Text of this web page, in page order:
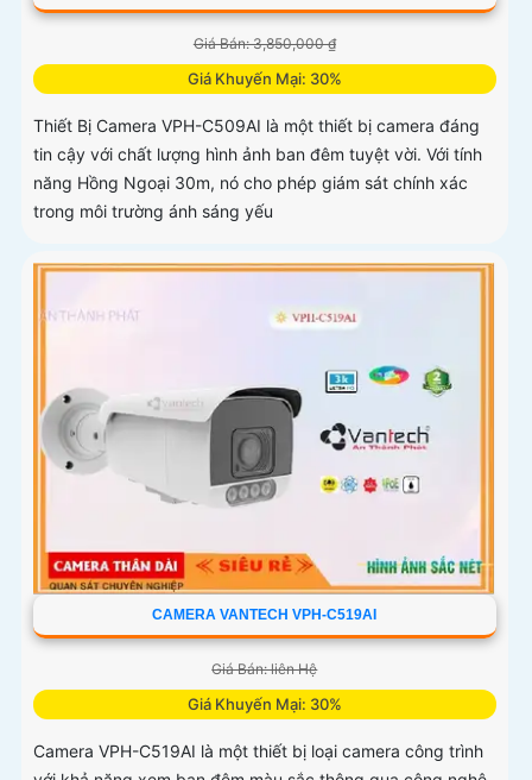
Giá Bán: 3,850,000 ₫
Giá Khuyến Mại: 30%
Thiết Bị Camera VPH-C509AI là một thiết bị camera đáng
tin cậy với chất lượng hình ảnh ban đêm tuyệt vời. Với tính
năng Hồng Ngoại 30m, nó cho phép giám sát chính xác
trong môi trường ánh sáng yếu
CAMERA VANTECH VPH-C519AI
Giá Bán: liên Hệ
Giá Khuyến Mại: 30%
Camera VPH-C519AI là một thiết bị loại camera công trình